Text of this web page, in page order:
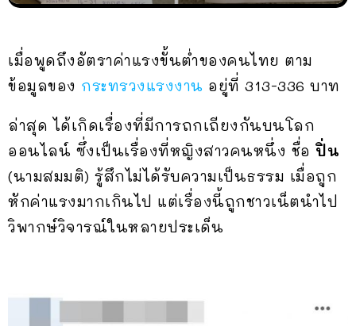
เมื่อพูดถึงอัตราค่าแรงขั้นต่ำของคนไทย ตาม
ข้อมูลของ กระทรวงแรงงาน อยู่ที่ 313-336 บาท
ล่าสุด ได้เกิดเรื่องที่มีการถกเถียงกันบนโลก
ออนไลน์ ซึ่งเป็นเรื่องที่หญิงสาวคนหนึ่ง ชื่อ ปิ่น
(นามสมมติ) รู้สึกไม่ได้รับความเป็นธรรม เมื่อถูก
หักค่าแรงมากเกินไป แต่เรื่องนี้ถูกชาวเน็ตนำไป
วิพากษ์วิจารณ์ในหลายประเด็น